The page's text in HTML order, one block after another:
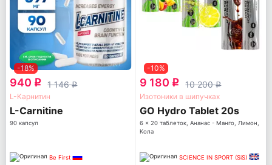
-18%
940 q 1 146q
L-Карнитин
L-Carnitine
90 капсул
Be First
-10%
9 180 q 10 200q
Изотоники в шипучках
GO Hydro Tablet 20s
6 x 20 таблеток, Ананас - Манго, Лимон,
Кола
SCIENCE IN SPORT (SiS)